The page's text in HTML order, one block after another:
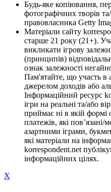
Будь-яке копіювання,
фотографічних творів
правовласника Getty
Матеріали сайту
старше 21 року (21+).
викликати ігрову
(принципів)
ознак залежності
Пам'ятайте, що участь в
джерелом доходів або
Інформаційний ресурс
ігри на реальні та/або
приймає ні в якій формі
платежів, які пов’язані/
азартними іграми,
які матеріали на
korrespondent.net
інформаційних цілях.
X